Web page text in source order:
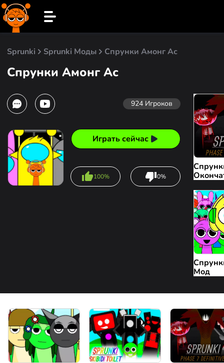
Sprunki Sprunki Моды Спрунки Амонг Ас
Спрунки Амонг Ас
924 Игроков
Играть сейчас
100% 0%
Мод